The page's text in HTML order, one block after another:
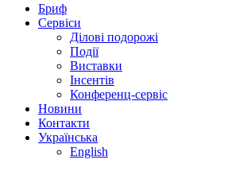
Бриф
Сервіси
Ділові подорожі
Події
Виставки
Інсентів
Конференц-сервіс
Новини
Контакти
Українська
English